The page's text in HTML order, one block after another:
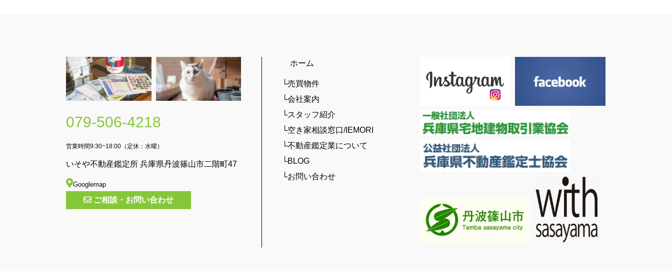
079-506-4218
営業時間9:30~18:00（定休：水曜）
いそや不動産鑑定所 兵庫県丹波篠山市二階町47
Googlemap
ご相談・お問い合わせ
ホーム
└売買物件
└会社案内
└スタッフ紹介
└空き家相談窓口/IEMORI
└不動産鑑定業について
└BLOG
└お問い合わせ